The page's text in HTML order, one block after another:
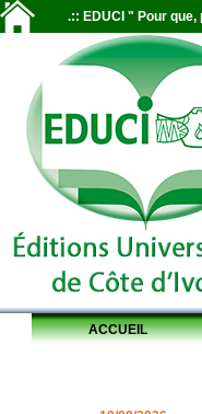
.:: EDUCI " Pour
ACCUEIL